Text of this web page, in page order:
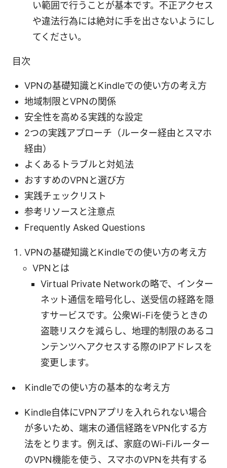
い範囲で行うことが基本です。不正アクセス
や違法行為には絶対に手を出さないようにし
てください。
目次
VPNの基礎知識とKindleでの使い方の考え方
地域制限とVPNの関係
安全性を高める実践的な設定
2つの実践アプローチ（ルーター経由とスマホ
経由）
よくあるトラブルと対処法
おすすめのVPNと選び方
実践チェックリスト
参考リソースと注意点
Frequently Asked Questions
VPNの基礎知識とKindleでの使い方の考え方
VPNとは
Virtual Private Networkの略で、インター
ネット通信を暗号化し、送受信の経路を隠
すサービスです。公衆Wi-Fiを使うときの
盗聴リスクを減らし、地理的制限のあるコ
ンテンツへアクセスする際のIPアドレスを
変更します。
Kindleでの使い方の基本的な考え方
Kindle自体にVPNアプリを入れられない場合
が多いため、端末の通信経路をVPN化する方
法をとります。例えば、家庭のWi-Fiルーター
のVPN機能を使う、スマホのVPNを共有する